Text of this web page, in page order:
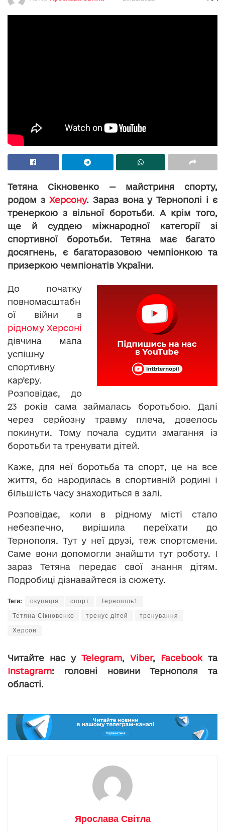
Тетяна Сікновенко — майстриня спорту,
родом з Херсону. Зараз вона у Тернополі і є
тренеркою з вільної боротьби. А крім того,
ще й суддею міжнародної категорії зі
спортивної боротьби. Тетяна має багато
досягнень, є багаторазовою чемпіонкою та
призеркою чемпіонатів України.
До початку
повномасштабн
ої війни в
рідному Херсоні
дівчина мала
успішну
спортивну
кар’єру.
Розповідає, до
23 років сама займалась боротьбою. Далі
через серйозну травму плеча, довелось
покинути. Тому почала судити змагання із
боротьби та тренувати дітей.
Каже, для неї боротьба та спорт, це на все
життя, бо народилась в спортивній родині і
більшість часу знаходиться в залі.
Розповідає, коли в рідному місті стало
небезпечно, вирішила переїхати до
Тернополя. Тут у неї друзі, теж спортсмени.
Саме вони допомогли знайшти тут роботу. І
зараз Тетяна передає свої знання дітям.
Подробиці дізнавайтеся із сюжету.
Теги: окупація спорт Тернопіль1
Тетяна Сікновенко тренує дітей тренування
Херсон
Читайте нас у Telegram, Viber, Facebookта
Instagram: головні новини Тернополя та
області.
Ярослава Світла